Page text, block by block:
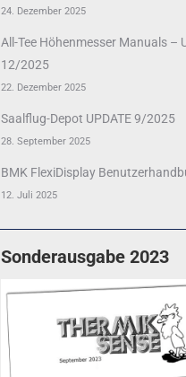
24. Dezember 2025
All-Tee Höhenmesser Manuals –
12/2025
22. Dezember 2025
Saalflug-Depot UPDATE 9/2025
28. September 2025
BMK FlexiDisplay
12. Juli 2025
Sonderausgabe 2023